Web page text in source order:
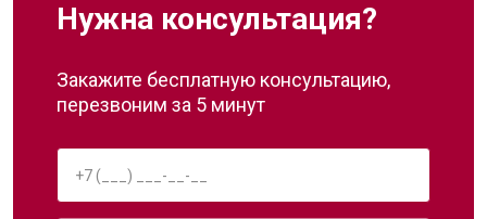
Нужна консультация?
Закажите бесплатную консультацию,
перезвоним за 5 минут